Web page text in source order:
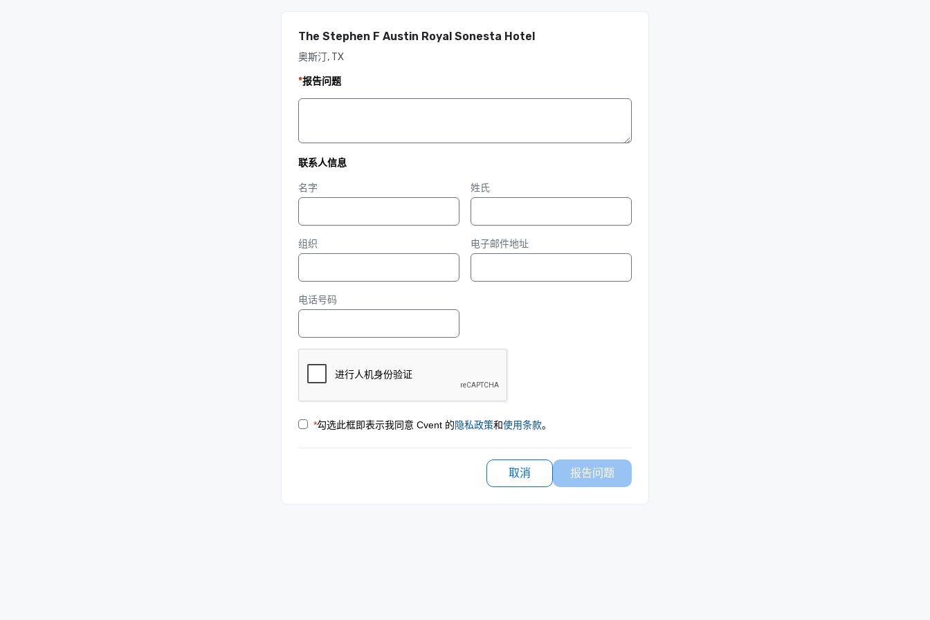
The Stephen F Austin Royal Sonesta Hotel
奥斯汀, TX
*报告问题
联系人信息
名字 姓氏
组织 电子邮件地址
电话号码
*勾选此框即表示我同意 Cvent 的隐私政策和使用条款。
取消 报告问题